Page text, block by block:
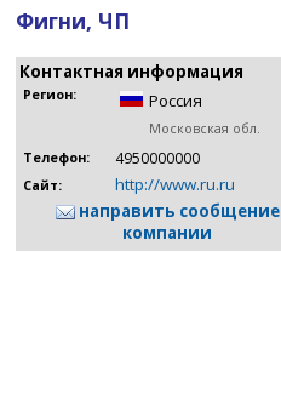
Фигни, ЧП
Контактная информация
Регион: Россия
Московская обл.
Телефон:
4950000000
Сайт:
http://www.ru.ru
направить сообщение
компании